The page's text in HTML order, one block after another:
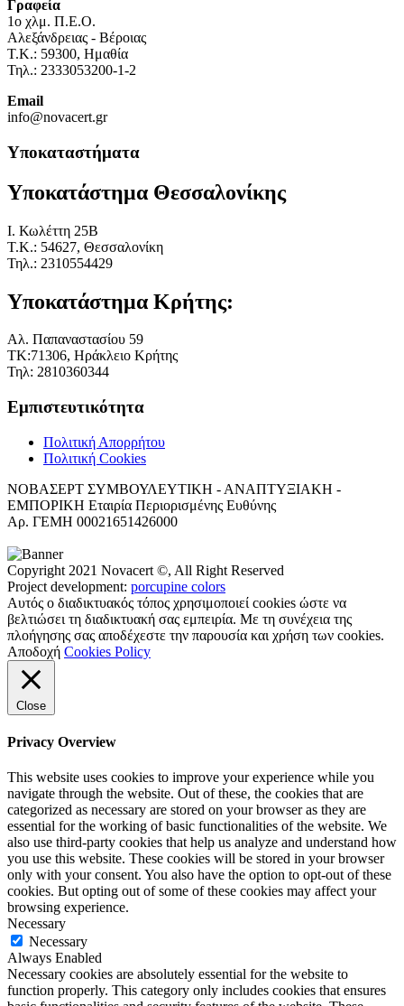
Γραφεία
1o χλμ. Π.Ε.Ο.
Αλεξάνδρειας - Βέροιας
Τ.Κ.: 59300, Ημαθία
Τηλ.: 2333053200-1-2
Email
info@novacert.gr
Υποκαταστήματα
Υποκατάστημα Θεσσαλονίκης
I. Κωλέττη 25Β
Τ.Κ.: 54627, Θεσσαλονίκη
Τηλ.: 2310554429
Υποκατάστημα Κρήτης:
Αλ. Παπαναστασίου 59
ΤΚ:71306, Ηράκλειο Κρήτης
Τηλ: 2810360344
Εμπιστευτικότητα
Πολιτική Απορρήτου
Πολιτική Cookies
ΝΟΒΑΣΕΡΤ ΣΥΜΒΟΥΛΕΥΤΙΚΗ - ΑΝΑΠΤΥΞΙΑΚΗ -
ΕΜΠΟΡΙΚΗ Εταιρία Περιορισμένης Ευθύνης
Αρ. ΓΕΜΗ 00021651426000
Copyright 2021 Novacert ©, All Right Reserved
Project development: porcupine colors
Αυτός ο διαδικτυακός τόπος χρησιμοποιεί cookies ώστε να
βελτιώσει τη διαδικτυακή σας εμπειρία. Με τη συνέχεια της
πλοήγησης σας αποδέχεστε την παρουσία και χρήση των cookies.
Αποδοχή Cookies Policy
Close
Privacy Overview
This website uses cookies to improve your experience while you
navigate through the website. Out of these, the cookies that are
categorized as necessary are stored on your browser as they are
essential for the working of basic functionalities of the website. We
also use third-party cookies that help us analyze and understand how
you use this website. These cookies will be stored in your browser
only with your consent. You also have the option to opt-out of these
cookies. But opting out of some of these cookies may affect your
browsing experience.
Necessary
Necessary
Always Enabled
Necessary cookies are absolutely essential for the website to
function properly. This category only includes cookies that ensures